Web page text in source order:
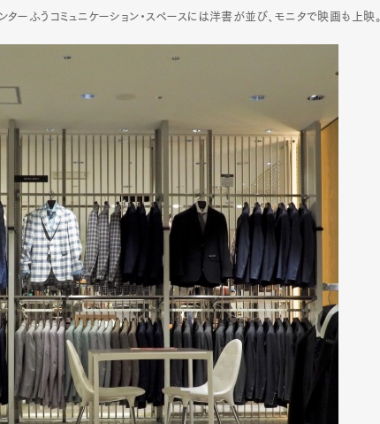
ンターふうコミュニケーション・スペースには洋書が並び、モニタで映画も上映。